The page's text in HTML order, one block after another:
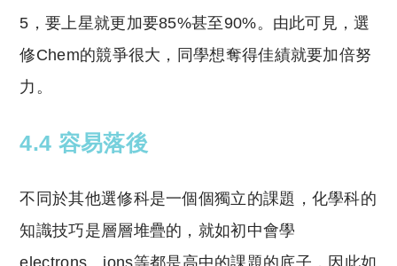
5，要上星就更加要85%甚至90%。由此可見，選
修Chem的競爭很大，同學想奪得佳績就要加倍努
力。
4.4 容易落後
不同於其他選修科是一個個獨立的課題，化學科的
知識技巧是層層堆疊的，就如初中會學